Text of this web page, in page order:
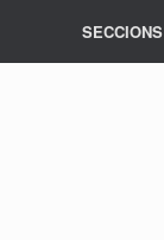
SECCIONS